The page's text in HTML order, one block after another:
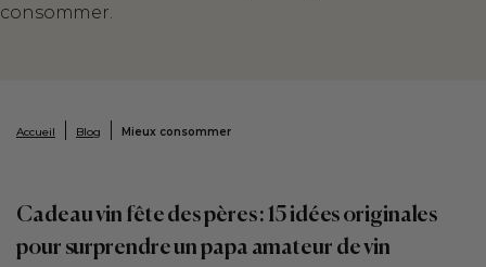
consommer.
Accueil Blog Mieux consommer
Cadeau vin fête des pères : 15 idées originales
pour surprendre un papa amateur de vin